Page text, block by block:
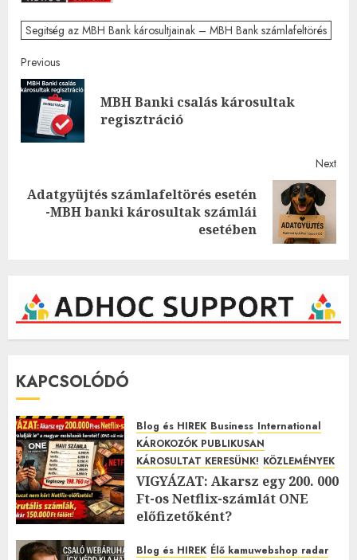
Segitség az MBH Bank károsultjainak – MBH Bank számlafeltörés
Post
navigation
Previous
MBH Banki csalás károsultak
regisztráció
Next
Adatgyüjtés számlafeltörés esetén
-MBH banki károsultak számlái
esetében
KAPCSOLÓDÓ
Blog és HIREK Business International
KÁROKOZÓK PUBLIKUSAN
KÁROSULTAT KERESÜNK! KÖZLEMÉNYEK
VIGYÁZAT: Akarsz egy 200. 000
Ft-os Netflix-számlát ONE
előfizetőként?
Blog és HIREK Élő kamuwebshop radar